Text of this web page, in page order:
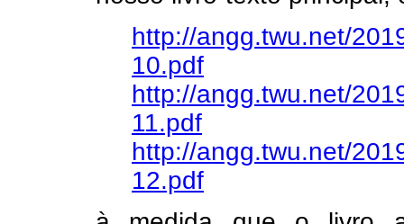
http://angg.twu.net/
10.pdf
http://angg.twu.net/
11.pdf
http://angg.twu.net/
12.pdf